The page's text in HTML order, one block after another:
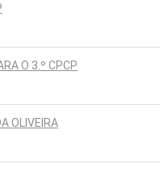
O 3.º CPCP
OLIVEIRA